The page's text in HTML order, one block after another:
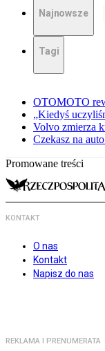
Najnowsze
Tagi
OTOMOTO
„Kiedyś
Volvo zmierza
Czekasz na
Promowane treści
KONTAKT
O nas
Kontakt
Napisz do nas
REKLAMA I PRENUMERATA